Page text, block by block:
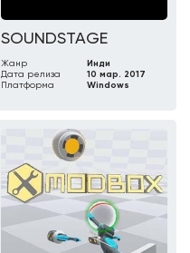
SOUNDSTAGE
Жанр
Инди
Дата релиза
10 мар. 2017
Платформа
Windows